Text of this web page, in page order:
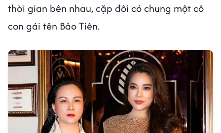
thời gian bên nhau, cặp đôi có chung một cô
con gái tên Bảo Tiên.